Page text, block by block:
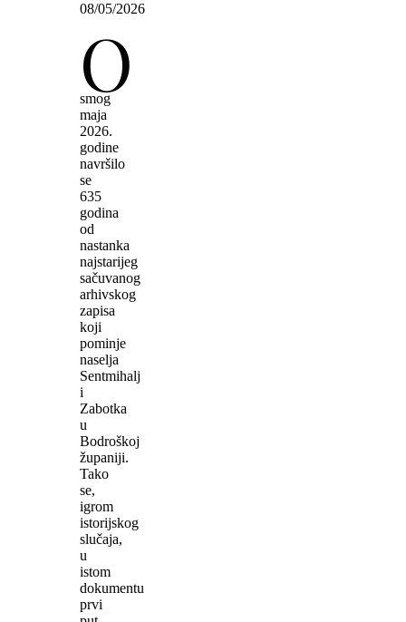
08/05/2026
O
smog
maja
2026.
godine
navršilo
se
635
godina
od
nastanka
najstarijeg
sačuvanog
arhivskog
zapisa
koji
pominje
naselja
Sentmihalj
i
Zabotka
u
Bodroškoj
županiji.
Tako
se,
igrom
istorijskog
slučaja,
u
istom
dokumentu
prvi